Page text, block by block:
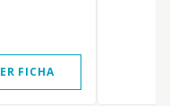
FICHA